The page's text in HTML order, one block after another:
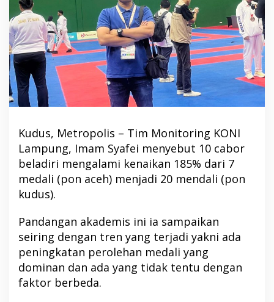
Kudus, Metropolis – Tim Monitoring KONI
Lampung, Imam Syafei menyebut 10 cabor
beladiri mengalami kenaikan 185% dari 7
medali (pon aceh) menjadi 20 mendali (pon
kudus).
Pandangan akademis ini ia sampaikan
seiring dengan tren yang terjadi yakni ada
peningkatan perolehan medali yang
dominan dan ada yang tidak tentu dengan
faktor berbeda.